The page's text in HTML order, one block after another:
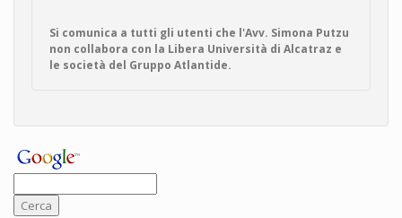
Si comunica a tutti gli utenti che l'Avv. Simona Putzu
non collabora con la Libera Università di Alcatraz e
le società del Gruppo Atlantide.